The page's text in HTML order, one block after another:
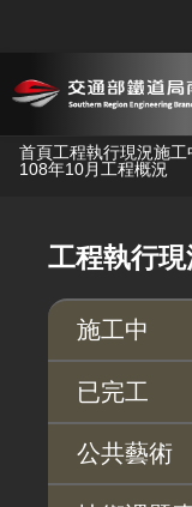
跳到主要內容
首頁工程執行現況施工
108年10月工程概況
工程執行現
施工中
已完工
公共藝術